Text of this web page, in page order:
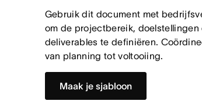
Gebruik dit document met
om de projectbereik, doelstellingen
deliverables te definiëren.
van planning tot voltooiing.
Maak je sjabloon